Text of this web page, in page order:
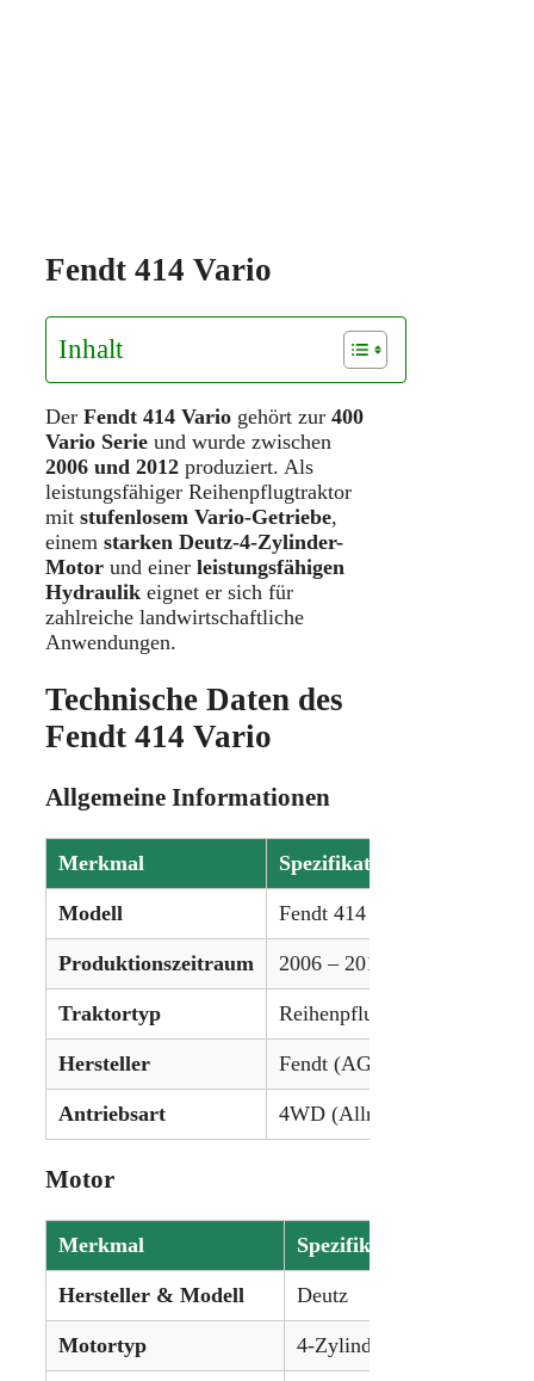
Fendt 414 Vario
Inhalt
Der Fendt 414 Vario gehört zur 400
Vario Serie und wurde zwischen
2006 und 2012 produziert. Als
leistungsfähiger Reihenpflugtraktor
mit stufenlosem Vario-Getriebe,
einem starken Deutz-4-Zylinder-
Motor und einer leistungsfähigen
Hydraulik eignet er sich für
zahlreiche landwirtschaftliche
Anwendungen.
Technische Daten des
Fendt 414 Vario
Allgemeine Informationen
Merkmal Spezifikation
Modell Fendt 414 Vario
Produktionszeitraum 2006 – 2012
Traktortyp Reihenpflugtraktor
Hersteller Fendt (AGCO)
Antriebsart 4WD (Allrad)
Motor
Merkmal Spezifikation
Hersteller & Modell Deutz
Motortyp 4-Zylinder, Turbo-